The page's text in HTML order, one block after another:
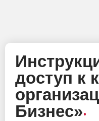
доступ к
Бизнес».